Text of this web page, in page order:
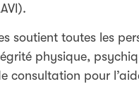
soutient toutes les
physique,
consultation pour